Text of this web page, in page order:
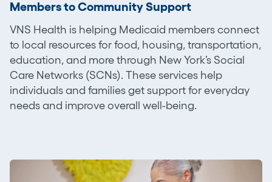
Members to Community Support
VNS Health is helping Medicaid members connect
to local resources for food, housing, transportation,
education, and more through New York’s Social
Care Networks (SCNs). These services help
individuals and families get support for everyday
needs and improve overall well-being.